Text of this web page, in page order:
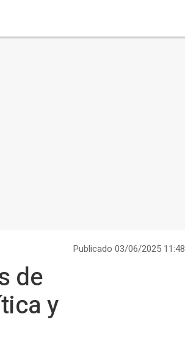
Publicado 03/06/2025 11:48
de
y